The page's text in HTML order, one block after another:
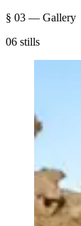
§ 03 — Gallery
06 stills